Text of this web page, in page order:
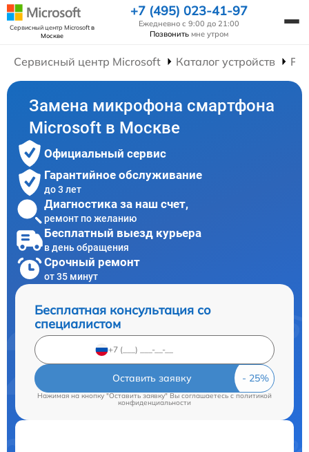
Сервисный центр Microsoftв
Москве
+7 (495) 023-41-97
Ежедневно с 9:00 до 21:00
Позвонить мне утром
Сервисный центр Microsoft Каталог устройств
Замена микрофона смартфона
Microsoft в Москве
Официальный сервис
Гарантийное обслуживание
до 3 лет
Диагностика за наш счет,
ремонт по желанию
Бесплатный выезд курьера
в день обращения
Срочный ремонт
от 35 минут
Бесплатная консультация со
специалистом
Оставить заявку
Нажимая на кнопку "Оставить заявку" Вы соглашаетесь cполитикой
конфиденциальности